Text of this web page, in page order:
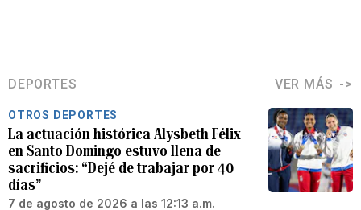
DEPORTES VER MÁS
OTROS DEPORTES
La actuación histórica Alysbeth Félix
en Santo Domingo estuvo llena de
sacrificios: “Dejé de trabajar por 40
días”
7 de agosto de 2026 a las 12:13 a.m.